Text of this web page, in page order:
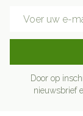
Door op
nieuwsbrief